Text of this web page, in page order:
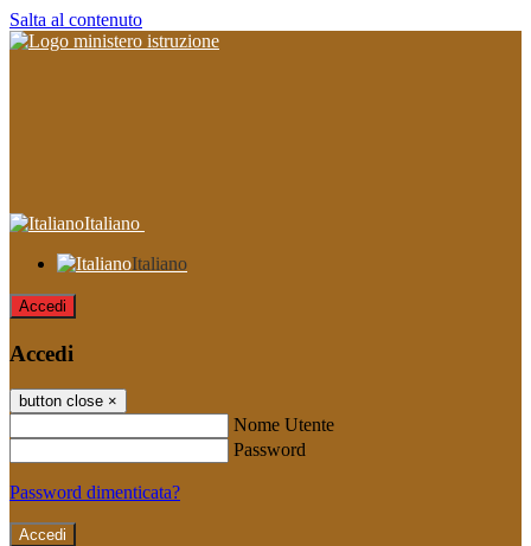
Salta al contenuto
Italiano
Italiano
Accedi
Accedi
button close ×
Nome Utente
Password
Password dimenticata?